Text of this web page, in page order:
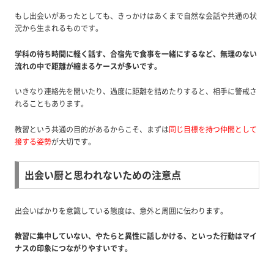
もし出会いがあったとしても、きっかけはあくまで自然な会話や共通の状
況から生まれるものです。
学科の待ち時間に軽く話す、合宿先で食事を一緒にするなど、無理のない
流れの中で距離が縮まるケースが多いです。
いきなり連絡先を聞いたり、過度に距離を詰めたりすると、相手に警戒さ
れることもあります。
教習という共通の目的があるからこそ、まずは同じ目標を持つ仲間として
接する姿勢が大切です。
出会い厨と思われないための注意点
出会いばかりを意識している態度は、意外と周囲に伝わります。
教習に集中していない、やたらと異性に話しかける、といった行動はマイ
ナスの印象につながりやすいです。